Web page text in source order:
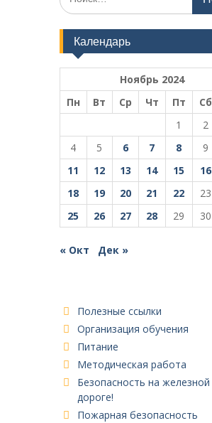
по:
Календарь
Ноябрь 2024
Пн
Вт Ср Чт Пт Сб
1
2
4
5 6 7 8 9
11
12 13 14 15 16
18
19 20 21 22 23
25
26 27 28 29 30
« Окт Дек »
Полезные ссылки
Организация обучения
Питание
Методическая работа
Безопасность на железной
дороге!
Пожарная безопасность